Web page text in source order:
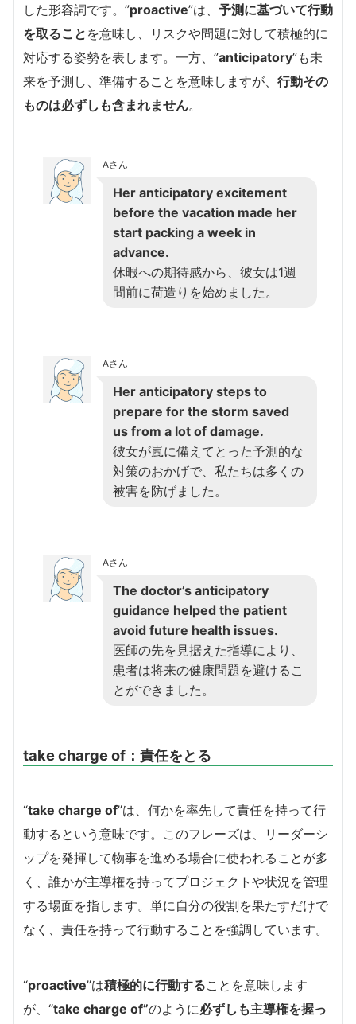
した形容詞です。”proactive”は、 予測に基づいて行動
を取ること を意味し、リスクや問題に対して積極的に
対応する姿勢を表します。一方、”anticipatory”も未
来を予測し、準備することを意味しますが、 行動その
ものは必ずしも含まれません。
Aさん
Her anticipatory excitement
before the vacation made her
start packing a week in
advance.
休暇への期待感から、彼女は1週
間前に荷造りを始めました。
Aさん
Her anticipatory steps to
prepare for the storm saved
us from a lot of damage.
彼女が嵐に備えてとった予測的な
対策のおかげで、私たちは多くの
被害を防げました。
Aさん
The doctor’s anticipatory
guidance helped the patient
avoid future health issues.
医師の先を見据えた指導により、
患者は将来の健康問題を避けるこ
とができました。
take charge of：責任をとる
“take charge of”は、何かを率先して責任を持って行
動するという意味です。このフレーズは、リーダーシ
ップを発揮して物事を進める場合に使われることが多
く、誰かが主導権を持ってプロジェクトや状況を管理
する場面を指します。単に自分の役割を果たすだけで
なく、責任を持って行動することを強調しています。
“proactive”は積極的に行動することを意味します
が、“take charge of”のように必ずしも主導権を握っ